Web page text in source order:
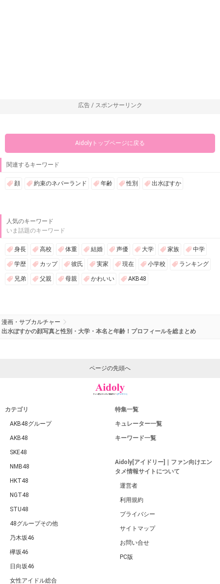
広告 / スポンサーリンク
Aidolyトップページに戻る
関連するキーワード
顔 約束のネバーランド 年齢 性別 出水ぽすか
人気のキーワード
いま話題のキーワード
身長 高校 体重 結婚 声優 大学 家族 中学
学歴 カップ 彼氏 実家 現在 小学校 ランキング
兄弟 父親 母親 かわいい AKB48
漫画・サブカルチャー
出水ぽすかの顔写真と性別・大学・本名と年齢！プロフィールを総まとめ
ページの先頭へ
カテゴリ
AKB48グループ
AKB48
SKE48
NMB48
HKT48
NGT48
STU48
48グループその他
乃木坂46
欅坂46
日向坂46
女性アイドル総合
特集一覧
キュレーター一覧
キーワード一覧
Aidoly[アイドリー]｜ファン向けエン
タメ情報サイトについて
運営者
利用規約
プライバシー
サイトマップ
お問い合せ
PC版